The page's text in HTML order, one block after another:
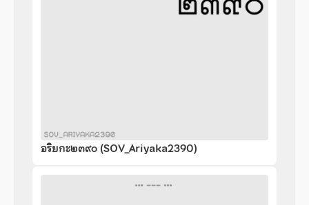
อริยกะ๒๓๙๐ (SOV_Ariyaka2390)